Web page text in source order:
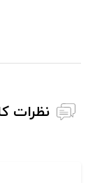
نظرات